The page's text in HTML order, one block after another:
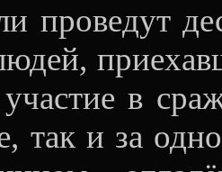
проведут
в
так и за